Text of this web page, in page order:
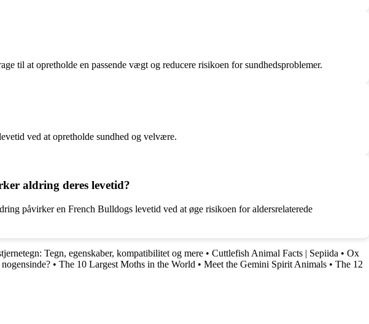
til at opretholde en passende vægt og reducere risikoen for sundhedsproblemer.
ved at opretholde sundhed og velvære.
aldring deres levetid?
påvirker en French Bulldogs levetid ved at øge risikoen for aldersrelaterede
Tegn, egenskaber, kompatibilitet og mere • Cuttlefish Animal Facts | Sepiida • Ox
• The 10 Largest Moths in the World • Meet the Gemini Spirit Animals • The 12